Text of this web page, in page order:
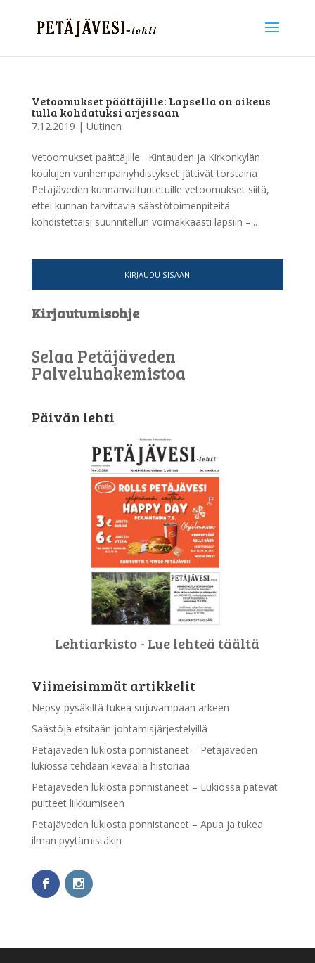
Vetoomukset päättäjille: Lapsella on oikeus
tulla kohdatuksi arjessaan
7.12.2019 | Uutinen
Vetoomukset päättäjille Kintauden ja Kirkonkylän
koulujen vanhempainyhdistykset jättivät torstaina
Petäjäveden kunnanvaltuutetuille vetoomukset siitä,
ettei kunnan tarvittavia säästötoimenpiteitä
kohdistettaisi suunnitellun voimakkaasti lapsiin –...
KIRJAUDU SISÄÄN
Kirjautumisohje
Selaa Petäjäveden
Palveluhakemistoa
Päivän lehti
Lehtiarkisto - Lue lehteä täältä
Viimeisimmät artikkelit
Nepsy-pysäkiltä tukea sujuvampaan arkeen
Säästöjä etsitään johtamisjärjestelyillä
Petäjäveden lukiosta ponnistaneet – Petäjäveden
lukiossa tehdään keväällä historiaa
Petäjäveden lukiosta ponnistaneet – Lukiossa pätevät
puitteet liikkumiseen
Petäjäveden lukiosta ponnistaneet – Apua ja tukea
ilman pyytämistäkin